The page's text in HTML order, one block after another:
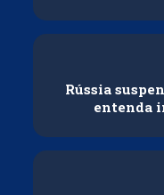
Rússia
entenda